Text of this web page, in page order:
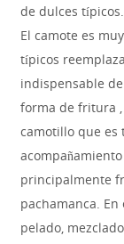
de dulces típicos.
El camote es
típicos
indispensable
forma de fritura
camotillo que es
principalmente
pachamanca.
pelado,